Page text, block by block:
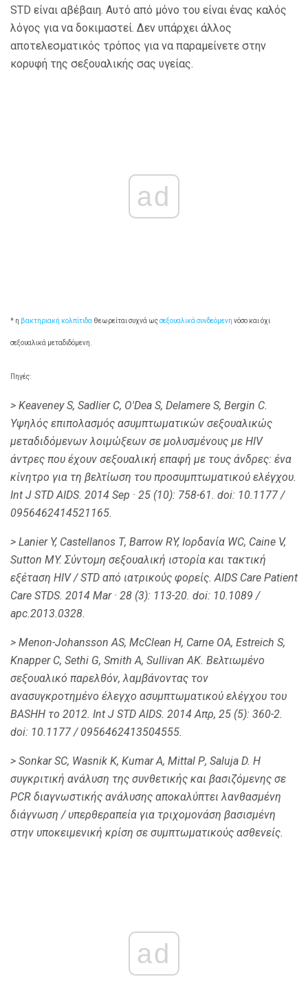
STD είναι αβέβαιη. Αυτό από μόνο του είναι ένας καλός
λόγος για να δοκιμαστεί. Δεν υπάρχει άλλος
αποτελεσματικός τρόπος για να παραμείνετε στην
κορυφή της σεξουαλικής σας υγείας.
ad
* η βακτηριακή κολπίτιδα θεωρείται συχνά ωςσεξουαλικά συνδεόμενη νόσο και όχι
σεξουαλικά μεταδιδόμενη.
Πηγές:
> Keaveney S, Sadlier C, O'Dea S, Delamere S, Bergin C.
Υψηλός επιπολασμός ασυμπτωματικών σεξουαλικώς
μεταδιδόμενων λοιμώξεων σε μολυσμένους με HIV
άντρες που έχουν σεξουαλική επαφή με τους άνδρες: ένα
κίνητρο για τη βελτίωση του προσυμπτωματικού ελέγχου.
Int J STD AIDS. 2014 Sep · 25 (10): 758-61. doi: 10.1177 /
0956462414521165.
> Lanier Y, Castellanos Τ, Barrow RY, Ιορδανία WC, Caine V,
Sutton MY. Σύντομη σεξουαλική ιστορία και τακτική
εξέταση HIV / STD από ιατρικούς φορείς. AIDS Care Patient
Care STDS. 2014 Mar · 28 (3): 113-20. doi: 10.1089 /
apc.2013.0328.
> Menon-Johansson AS, McClean Η, Carne ΟΑ, Estreich S,
Knapper C, Sethi G, Smith Α, Sullivan ΑΚ. Βελτιωμένο
σεξουαλικό παρελθόν, λαμβάνοντας τον
ανασυγκροτημένο έλεγχο ασυμπτωματικού ελέγχου του
BASHH το 2012. Int J STD AIDS. 2014 Απρ, 25 (5): 360-2.
doi: 10.1177 / 0956462413504555.
> Sonkar SC, Wasnik Κ, Kumar Α, Mittal Ρ, Saluja D. Η
συγκριτική ανάλυση της συνθετικής και βασιζόμενης σε
PCR διαγνωστικής ανάλυσης αποκαλύπτει λανθασμένη
διάγνωση / υπερθεραπεία για τριχομονάση βασισμένη
στην υποκειμενική κρίση σε συμπτωματικούς ασθενείς.
ad